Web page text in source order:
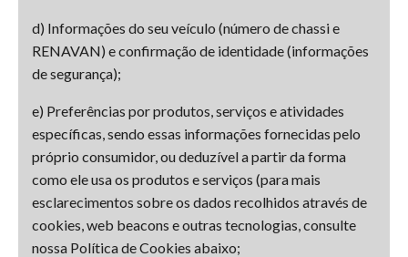
d) Informações do seu veículo (número de chassi e
RENAVAN) e confirmação de identidade (informações
de segurança);
e) Preferências por produtos, serviços e atividades
específicas, sendo essas informações fornecidas pelo
próprio consumidor, ou deduzível a partir da forma
como ele usa os produtos e serviços (para mais
esclarecimentos sobre os dados recolhidos através de
cookies, web beacons e outras tecnologias, consulte
nossa Política de Cookies abaixo;